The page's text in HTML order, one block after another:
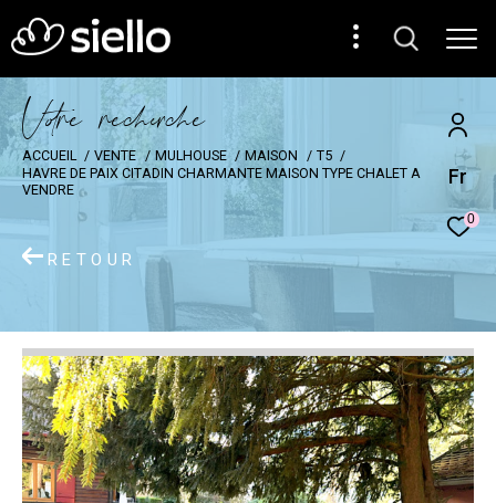
Fr
0
Vore recece
ACCUEIL VENTE MULHOUSE MAISON
T5
HAVRE DE PAIX CITADIN CHARMANTE MAISON TYPE CHALET A
VENDRE
RETOUR